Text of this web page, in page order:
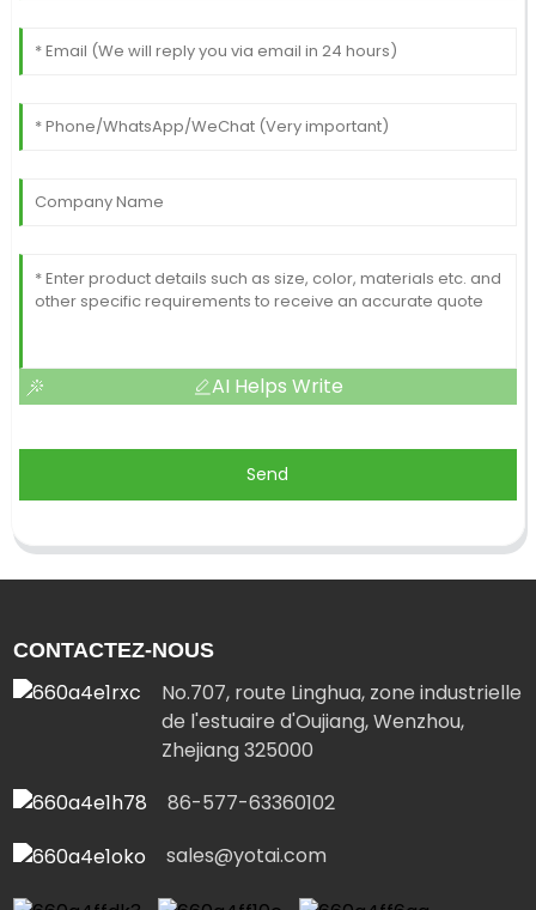
AI Helps Write
Send
CONTACTEZ-NOUS
No.707, route Linghua, zone industrielle
de l'estuaire d'Oujiang, Wenzhou,
Zhejiang 325000
86-577-63360102
sales@yotai.com